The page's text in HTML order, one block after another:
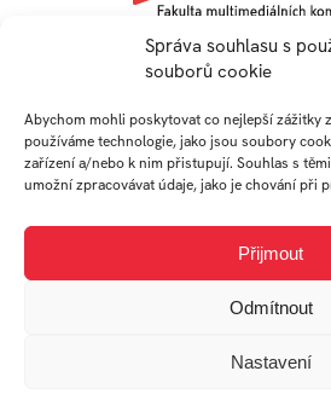
Správa souhlasu s
souborů cookie
Abychom mohli poskytovat co nejlepší zážitky
používáme technologie, jako jsou soubory
zařízení a/nebo k nim přistupují. Souhlas s
umožní zpracovávat údaje, jako je chování při
Přijmout
Odmítnout
Nastavení
Univerzitní
760 01 Zlín
FB
IN YTB